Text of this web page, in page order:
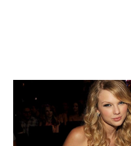
content